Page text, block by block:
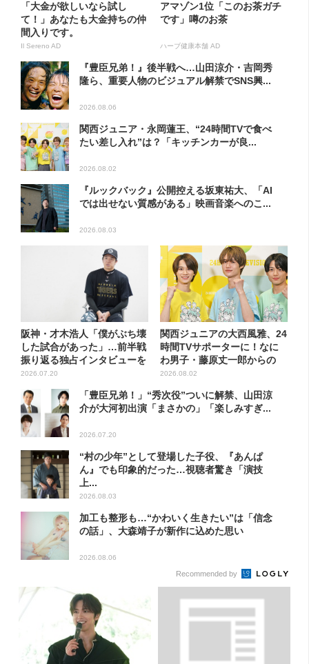
「大金が欲しいなら試し
て！」あなたも大金持ちの仲
間入りです。
Il Sereno AD
アマゾン1位「このお茶ガチ
です」噂のお茶
ハーブ健康本舗 AD
『豊臣兄弟！』後半戦へ…山田涼介・吉岡秀
隆ら、重要人物のビジュアル解禁でSNS興...
2026.08.06
関西ジュニア・永岡蓮王、“24時間TVで食べ
たい差し入れ”は？「キッチンカーが良...
2026.08.02
『ルックバック』公開控える坂東祐大、「AI
では出せない質感がある」映画音楽へのこ...
2026.08.03
阪神・才木浩人「僕がぶち壊
した試合があった」…前半戦
振り返る独占インタビューを
放...
2026.07.20
関西ジュニアの大西風雅、24
時間TVサポーターに！なに
わ男子・藤原丈一郎からの
応...
2026.08.02
「豊臣兄弟！」“秀次役”ついに解禁、山田涼
介が大河初出演「まさかの」「楽しみすぎ...
2026.07.20
“村の少年”として登場した子役、『あんぱ
ん』でも印象的だった…視聴者驚き「演技
上...
2026.08.03
加工も整形も…“かわいく生きたい”は「信念
の話」、大森靖子が新作に込めた思い
2026.08.06
Recommended by